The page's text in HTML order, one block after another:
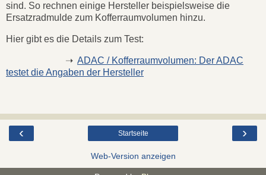
sind. So rechnen einige Hersteller beispielsweise die
Ersatzradmulde zum Kofferraumvolumen hinzu.
Hier gibt es die Details zum Test:
➝ ADAC / Kofferraumvolumen: Der ADAC
testet die Angaben der Hersteller
‹ ›
Startseite
Web-Version anzeigen